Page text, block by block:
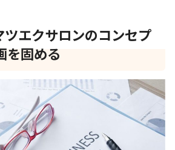
ツエクサロンのコンセプ
を固める